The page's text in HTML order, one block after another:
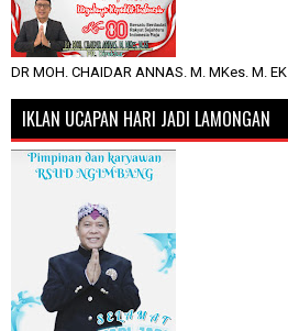
DR MOH. CHAIDAR ANNAS. M. MKes. M. EK
IKLAN UCAPAN HARI JADI LAMONGAN